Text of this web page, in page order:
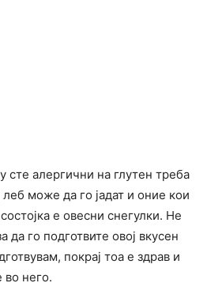
сте алергични на глутен треба
леб може да го јадат и оние кои
е овесни снегулки. Не
да го подготвите овој вкусен
покрај тоа е здрав и
во него.